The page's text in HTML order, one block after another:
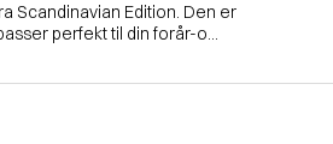
Scandinavian Edition. Den er
perfekt til din forår-o...